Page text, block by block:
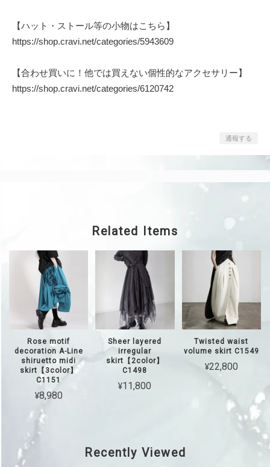
【ハット・ストール等の小物はこちら】
https://shop.cravi.net/categories/5943609
【合わせ買いに！他では買えない個性的なアクセサリー】
https://shop.cravi.net/categories/6120742
通報する
Related Items
Rose motif
decoration A-Line
shiruetto midi
skirt【3color】
C1151
¥8,980
Sheer layered
irregular
skirt【2color】
C1498
¥11,800
Twisted waist
volume skirt C1549
¥22,800
Recently Viewed